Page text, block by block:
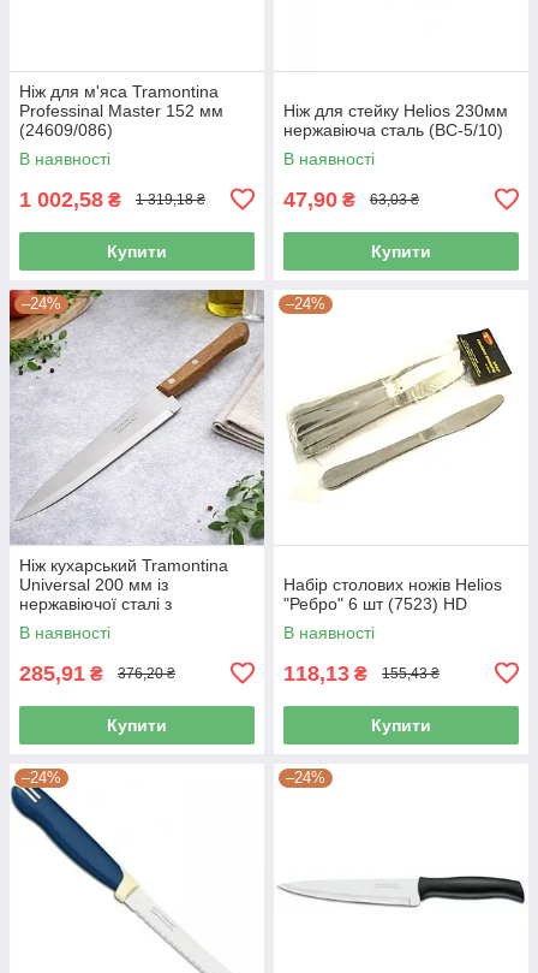
Ніж для м'яса Tramontina
Professinal Master 152 мм
(24609/086)
В наявності
1 002,58 ₴ 1 319,18 ₴
Купити
Ніж для стейку Helios 230мм
нержавіюча сталь (BC-5/10)
В наявності
47,90 ₴ 63,03 ₴
Купити
–24%
Ніж кухарський Tramontina
Universal 200 мм із
нержавіючої сталі з
ергономічною ручкою для
кухні (22902/008)
В наявності
285,91 ₴ 376,20 ₴
Купити
–24%
Набір столових ножів Helios
"Ребро" 6 шт (7523) HD
В наявності
118,13 ₴ 155,43 ₴
Купити
–24% –24%